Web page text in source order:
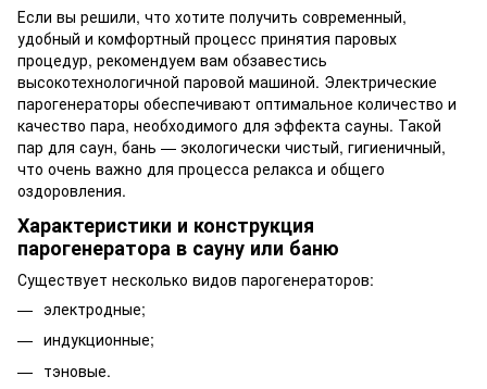
Если вы решили, что хотите получить современный,
удобный и комфортный процесс принятия паровых
процедур, рекомендуем вам обзавестись
высокотехнологичной паровой машиной. Электрические
парогенераторы обеспечивают оптимальное количество и
качество пара, необходимого для эффекта сауны. Такой
пар для саун, бань — экологически чистый, гигиеничный,
что очень важно для процесса релакса и общего
оздоровления.
Характеристики и конструкция
парогенератора в сауну или баню
Существует несколько видов парогенераторов:
электродные;
индукционные;
тэновые.